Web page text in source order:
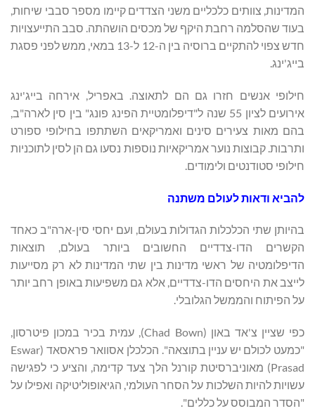
המדינות, צוותים כלכליים משני הצדדים קיימו מספר סבבי שיחות,
בעוד שהסלמה רחבת היקף של מכסים הושהתה. סבב התייעצויות
חדש צפוי להתקיים ברוסיה בין ה-12 ל-13 במאי, ממש לפני פסגת
בייג'ינג.
חילופי אנשים חזרו גם הם לתאוצה. באפריל, אירחה בייג'ינג
אירועים לציון 55 שנה ל"דיפלומטיית הפינג פונג" בין סין לארה"ב,
בהם מאות צעירים סינים ואמריקאים השתתפו בחילופי ספורט
ותרבות. קבוצות נוער אמריקאיות נוספות נסעו גם הן לסין לתוכניות
חילופי סטודנטים ולימודים.
להביא ודאות לעולם משתנה
בהיותן שתי הכלכלות הגדולות בעולם, ועם יחסי סין-ארה"ב כאחד
הקשרים הדו-צדדיים החשובים ביותר בעולם, תוצאות
הדיפלומטיה של ראשי מדינות בין שתי המדינות לא רק מסייעות
לייצב את היחסים הדו-צדדיים, אלא גם משפיעות באופן רחב יותר
על הפיתוח והממשל הגלובלי.
כפי שציין צ'אד באון (Chad Bown), עמית בכיר במכון פיטרסון,
"כמעט לכולם יש עניין בתוצאה". הכלכלן אסוואר פראסאד (Eswar
Prasad) מאוניברסיטת קורנל הלך צעד קדימה, והציע כי לפגישה
עשויות להיות השלכות על הסחר העולמי, הגיאופוליטיקה ואפילו על
"הסדר המבוסס על כללים".